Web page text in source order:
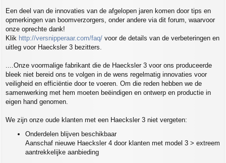
Een deel van de innovaties van de afgelopen jaren komen door tips en
opmerkingen van boomverzorgers, onder andere via dit forum, waarvoor
onze oprechte dank!
Klik http://versnipperaar.com/faq/ voor de details van de verbeteringen en
uitleg voor Haecksler 3 bezitters.
....Onze voormalige fabrikant die de Haecksler 3 voor ons produceerde
bleek niet bereid ons te volgen in de wens regelmatig innovaties voor
veiligheid en efficiëntie door te voeren. Om die reden hebben we de
samenwerking met hem moeten beëindigen en ontwerp en productie in
eigen hand genomen.
We zijn onze oude klanten met een Haecksler 3 niet vergeten:
Onderdelen blijven beschikbaar
Aanschaf nieuwe Haecksler 4 door klanten met model 3 > extreem
aantrekkelijke aanbieding